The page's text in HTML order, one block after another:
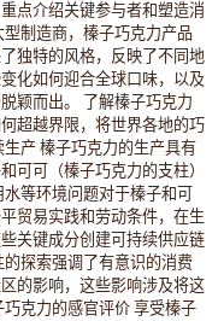
点介绍关键参与者和塑造消
制造商，榛子巧克力产品
独特的风格，反映了不同地
化如何迎合全球口味，以及
颖而出。 了解榛子巧克力
超越界限，将世界各地的巧
产 榛子巧克力的生产具有
可可（榛子巧克力的支柱）
等环境问题对于榛子和可
贸易实践和劳动条件，在生
关键成分创建可持续供应链
探索强调了有意识的消费
的影响，这些影响涉及将这
克力的感官评价 享受榛子